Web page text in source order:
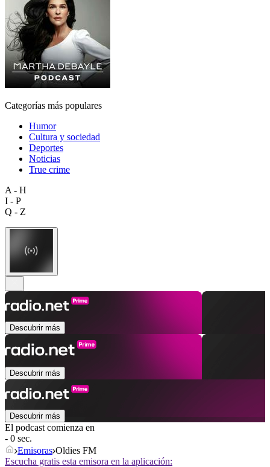
Categorías más populares
Humor
Cultura y sociedad
Deportes
Noticias
True crime
A - H
I - P
Q - Z
Descubrir más
Descubrir más
Descubrir más
El podcast comienza en
- 0 sec.
Emisoras Oldies FM
Escucha gratis esta emisora en la aplicación: